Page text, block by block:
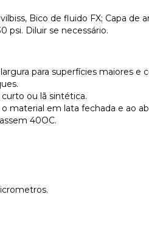
Bico de fluido FX; Capa de
psi. Diluir se necessário.
para superfícies maiores e
ou lã sintética.
material em lata fechada e ao
40OC.